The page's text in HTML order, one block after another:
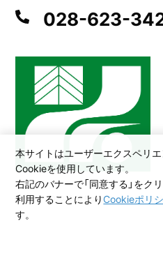
本サイトはユーザーエクスペリ
Cookieを使用しています。
右記のバナーで「同意する」をク
利用することによりCookieポリ
す。
028-623-
©2026 All Rights